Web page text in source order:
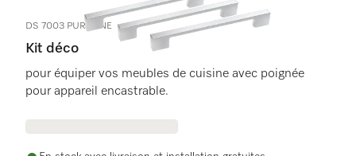
DS 7003 PURELINE
Kit déco
pour équiper vos meubles de cuisine avec poignée
pour appareil encastrable.